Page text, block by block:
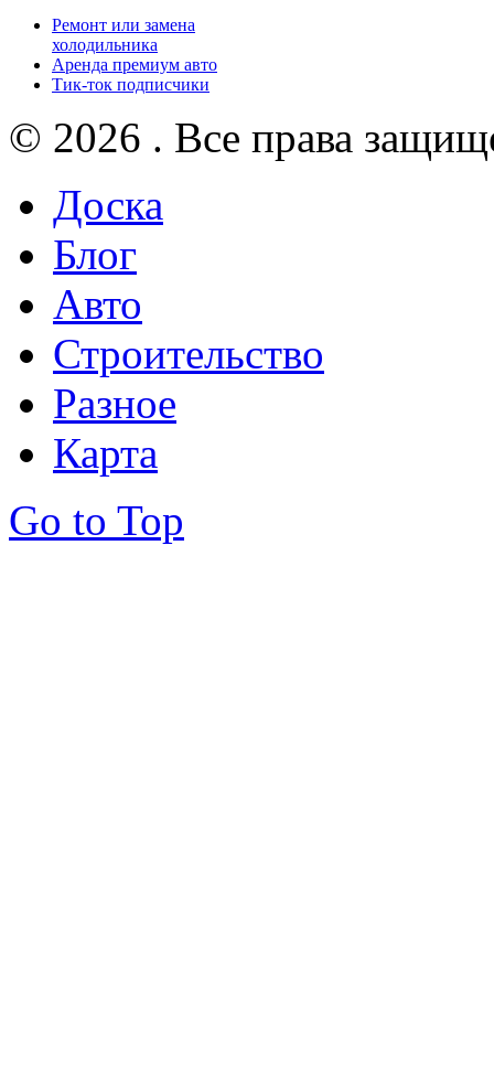
Ремонт или замена
холодильника
Аренда премиум авто
Тик-ток подписчики
© 2026 . Все права
Доска
Блог
Авто
Строительство
Разное
Карта
Go to Top